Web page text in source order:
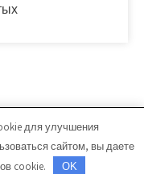
для улучшения
сайтом, вы даете
cookie.
OK